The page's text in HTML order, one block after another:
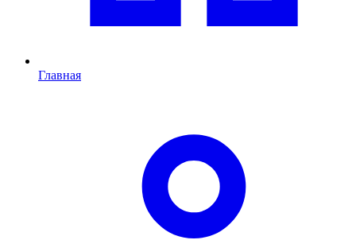
Главная